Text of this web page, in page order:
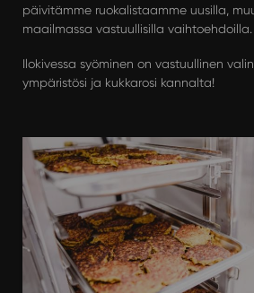
päivitämme ruokalistaamme uusilla,
maailmassa vastuullisilla vaihtoehdoilla.
Ilokivessa syöminen on vastuullinen
ympäristösi ja kukkarosi kannalta!